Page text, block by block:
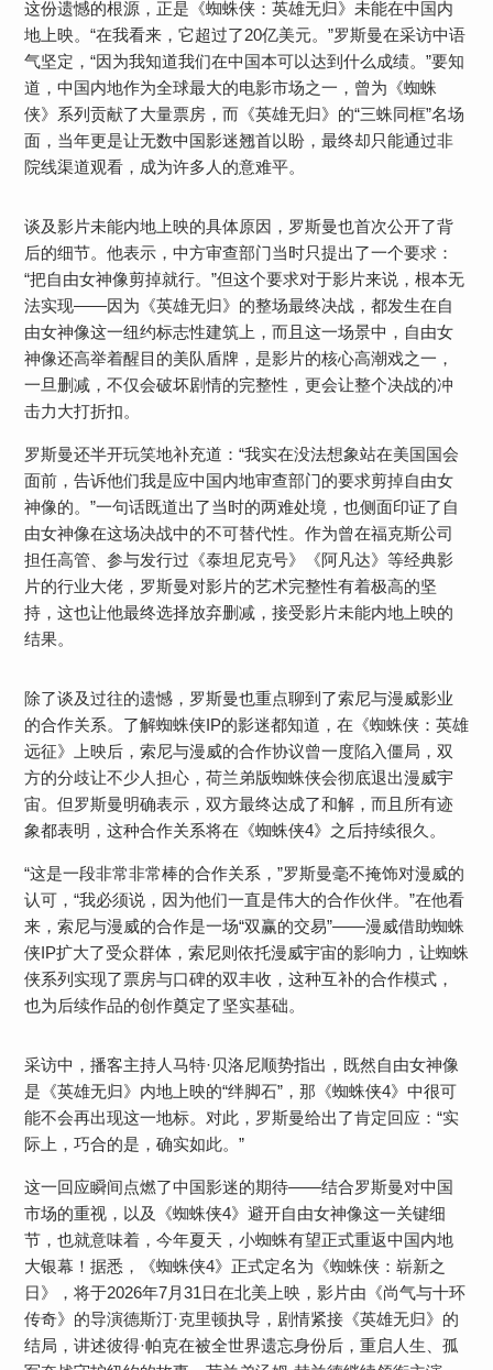
这份遗憾的根源，正是《蜘蛛侠：英雄无归》未能在中国内
地上映。“在我看来，它超过了20亿美元。”罗斯曼在采访中语
气坚定，“因为我知道我们在中国本可以达到什么成绩。”要知
道，中国内地作为全球最大的电影市场之一，曾为《蜘蛛
侠》系列贡献了大量票房，而《英雄无归》的“三蛛同框”名场
面，当年更是让无数中国影迷翘首以盼，最终却只能通过非
院线渠道观看，成为许多人的意难平。
谈及影片未能内地上映的具体原因，罗斯曼也首次公开了背
后的细节。他表示，中方审查部门当时只提出了一个要求：
“把自由女神像剪掉就行。”但这个要求对于影片来说，根本无
法实现——因为《英雄无归》的整场最终决战，都发生在自
由女神像这一纽约标志性建筑上，而且这一场景中，自由女
神像还高举着醒目的美队盾牌，是影片的核心高潮戏之一，
一旦删减，不仅会破坏剧情的完整性，更会让整个决战的冲
击力大打折扣。
罗斯曼还半开玩笑地补充道：“我实在没法想象站在美国国会
面前，告诉他们我是应中国内地审查部门的要求剪掉自由女
神像的。”一句话既道出了当时的两难处境，也侧面印证了自
由女神像在这场决战中的不可替代性。作为曾在福克斯公司
担任高管、参与发行过《泰坦尼克号》《阿凡达》等经典影
片的行业大佬，罗斯曼对影片的艺术完整性有着极高的坚
持，这也让他最终选择放弃删减，接受影片未能内地上映的
结果。
除了谈及过往的遗憾，罗斯曼也重点聊到了索尼与漫威影业
的合作关系。了解蜘蛛侠IP的影迷都知道，在《蜘蛛侠：英雄
远征》上映后，索尼与漫威的合作协议曾一度陷入僵局，双
方的分歧让不少人担心，荷兰弟版蜘蛛侠会彻底退出漫威宇
宙。但罗斯曼明确表示，双方最终达成了和解，而且所有迹
象都表明，这种合作关系将在《蜘蛛侠4》之后持续很久。
“这是一段非常非常棒的合作关系，”罗斯曼毫不掩饰对漫威的
认可，“我必须说，因为他们一直是伟大的合作伙伴。”在他看
来，索尼与漫威的合作是一场“双赢的交易”——漫威借助蜘蛛
侠IP扩大了受众群体，索尼则依托漫威宇宙的影响力，让蜘蛛
侠系列实现了票房与口碑的双丰收，这种互补的合作模式，
也为后续作品的创作奠定了坚实基础。
采访中，播客主持人马特·贝洛尼顺势指出，既然自由女神像
是《英雄无归》内地上映的“绊脚石”，那《蜘蛛侠4》中很可
能不会再出现这一地标。对此，罗斯曼给出了肯定回应：“实
际上，巧合的是，确实如此。”
这一回应瞬间点燃了中国影迷的期待——结合罗斯曼对中国
市场的重视，以及《蜘蛛侠4》避开自由女神像这一关键细
节，也就意味着，今年夏天，小蜘蛛有望正式重返中国内地
大银幕！据悉，《蜘蛛侠4》正式定名为《蜘蛛侠：崭新之
日》，将于2026年7月31日在北美上映，影片由《尚气与十环
传奇》的导演德斯汀·克里顿执导，剧情紧接《英雄无归》的
结局，讲述彼得·帕克在被全世界遗忘身份后，重启人生、孤